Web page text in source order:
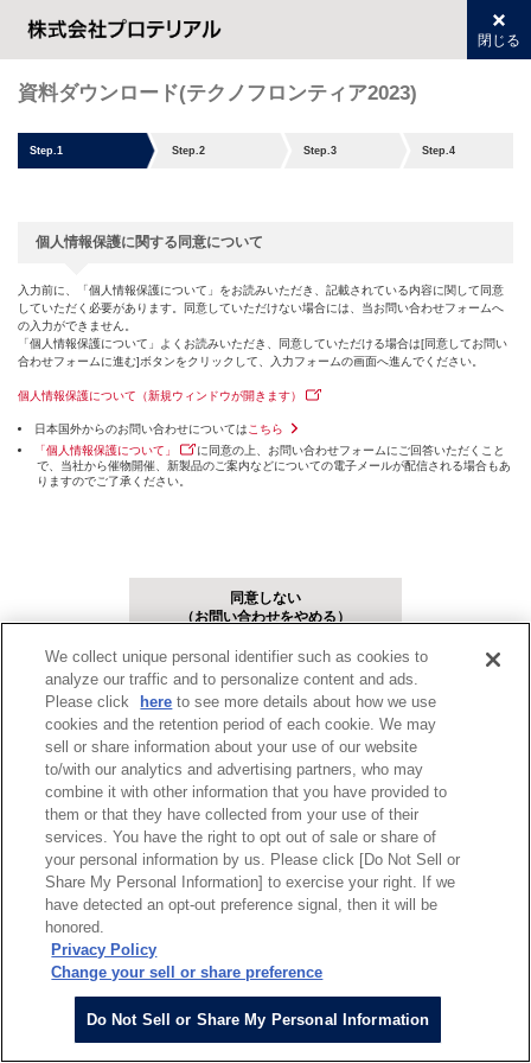
閉じる
資料ダウンロード(テクノフロンティア2023)
Step.1 Step.2 Step.3 Step.4
個人情報保護に関する同意について
入力前に、「個人情報保護について」をお読みいただき、記載されている内容に関して同意
していただく必要があります。同意していただけない場合には、当お問い合わせフォームへ
の入力ができません。
「個人情報保護について」よくお読みいただき、同意していただける場合は[同意してお問い
合わせフォームに進む]ボタンをクリックして、入力フォームの画面へ進んでください。
個人情報保護について（新規ウィンドウが開きます）
日本国外からのお問い合わせについては こちら
「個人情報保護について」
に同意の上、お問い合わせフォームにご回答いただくこと
で、当社から催物開催、新製品のご案内などについての電子メールが配信される場合もあ
りますのでご了承ください。
同意しない
（お問い合わせをやめる）
同意して
お問い合わせフォームへ進む
We collect unique personal identifier such as cookies to
analyze our traffic and to personalize content and ads.
Please click
here to see more details about how we use
cookies and the retention period of each cookie. We may
sell or share information about your use of our website
to/with our analytics and advertising partners, who may
combine it with other information that you have provided to
them or that they have collected from your use of their
services. You have the right to opt out of sale or share of
your personal information by us. Please click [Do Not Sell or
Share My Personal Information] to exercise your right. If we
have detected an opt-out preference signal, then it will be
honored.
Privacy Policy
Change your sell or share preference
Do Not Sell or Share My Personal Information